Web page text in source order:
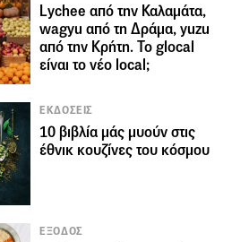
Lychee από την Καλαμάτα,
wagyu από τη Δράμα, yuzu
από την Κρήτη. Το glocal
είναι το νέο local;
ΕΚΔΟΣΕΙΣ
10 βιβλία μάς μυούν στις
έθνικ κουζίνες του κόσμου
ΕΞΟΔΟΣ